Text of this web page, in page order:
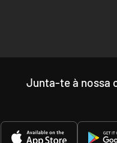
Junta-te à nossa